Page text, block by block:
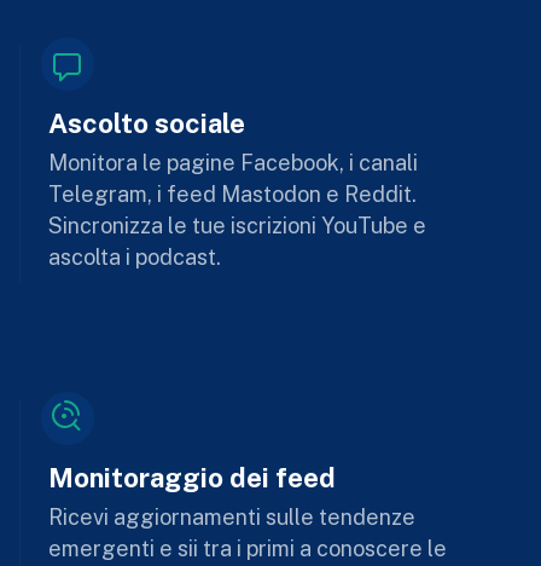
Ascolto sociale
Monitora le pagine Facebook, i canali
Telegram, i feed Mastodon e Reddit.
Sincronizza le tue iscrizioni YouTube e
ascolta i podcast.
Monitoraggio dei feed
Ricevi aggiornamenti sulle tendenze
emergenti e sii tra i primi a conoscere le